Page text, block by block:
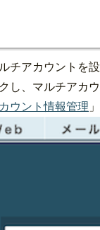
チアカウントを
し、マルチアカ
ウント情報管理